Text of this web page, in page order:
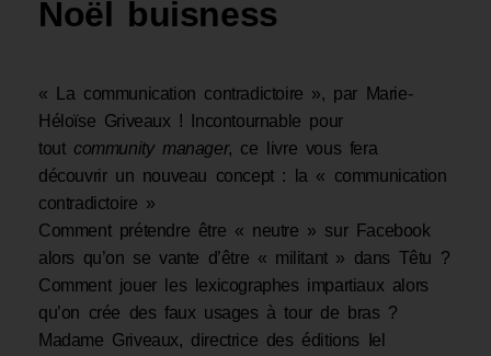
Noël buisness
« La communication contradictoire », par Marie-
Héloïse Griveaux ! Incontournable pour
tout community manager, ce livre vous fera
découvrir un nouveau concept : la « communication
contradictoire »
Comment prétendre être « neutre » sur Facebook
alors qu’on se vante d’être « militant » dans Têtu ?
Comment jouer les lexicographes impartiaux alors
qu’on crée des faux usages à tour de bras ?
Madame Griveaux, directrice des éditions Iel